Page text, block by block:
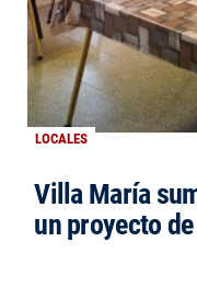
LOCALES
Villa María
un proyecto